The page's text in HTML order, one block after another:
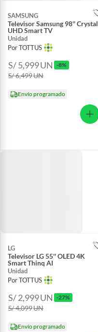
SAMSUNG
Televisor Samsung 98'' Crystal
UHD Smart TV
Unidad
Por TOTTUS
S/ 5,999UN -8%
S/ 6,499UN
Envío programado
LG
Televisor LG 55'' OLED 4K
Smart Thinq AI
Unidad
Por TOTTUS
S/ 2,999UN -27%
S/ 4,099UN
Envío programado